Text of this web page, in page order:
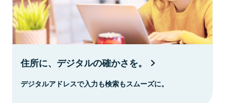
住所に、デジタルの確かさを。
デジタルアドレスで入力も検索もスムーズに。